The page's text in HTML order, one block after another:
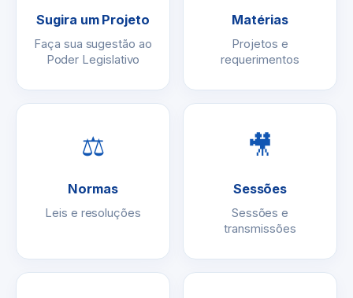
Sugira um Projeto
Faça sua sugestão ao
Poder Legislativo
Matérias
Projetos e
requerimentos
⚖
Normas
Leis e resoluções
🎥
Sessões
Sessões e
transmissões